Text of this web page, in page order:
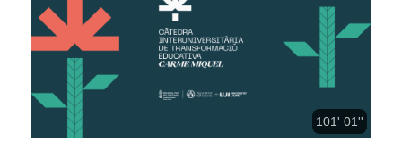
101' 01''